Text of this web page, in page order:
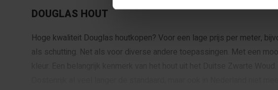
DOUGLAS HOUT
Hoge kwaliteit Douglas houtkopen? Voor een lage prijs per meter,
als schutting. Net als voor diverse andere toepassingen. Met een